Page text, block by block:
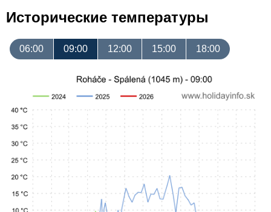
Исторические температуры
06:00 09:00 12:00 15:00 18:00